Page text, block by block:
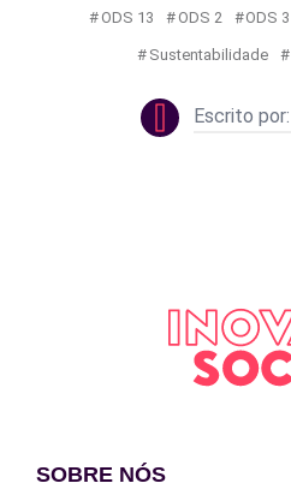
ODS 13 ODS 2 ODS 3
Sustentabilidade
SOBRE NÓS